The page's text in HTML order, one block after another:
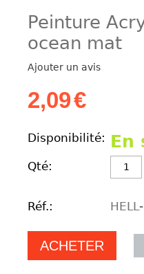
Peinture
ocean mat
Ajouter un avis
2,09€
Disponibilité: En
Qté:
Réf.:
ACHETER